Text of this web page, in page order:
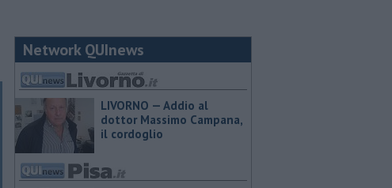
Network QUInews
LIVORNO — Addio al
dottor Massimo Campana,
il cordoglio